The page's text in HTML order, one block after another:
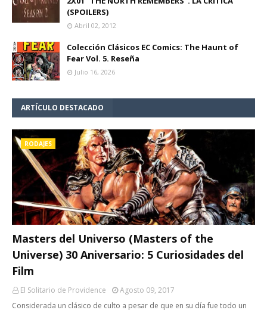
(SPOILERS)
Abril 02, 2012
Colección Clásicos EC Comics: The Haunt of
Fear Vol. 5. Reseña
Julio 16, 2026
ARTÍCULO DESTACADO
RODAJES
Masters del Universo (Masters of the
Universe) 30 Aniversario: 5 Curiosidades del
Film
El Solitario de Providence
Agosto 09, 2017
Considerada un clásico de culto a pesar de que en su día fue todo un